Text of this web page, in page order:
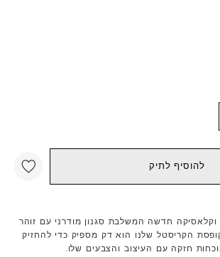
להוסיף לתיק
חדשה המשלבת סגנון מודרני עם זוהר
קופסת הקריסטל שלנו הוא דק מספיק כדי להחזיק
חזקה עם העיצוב והצבעים שלו.